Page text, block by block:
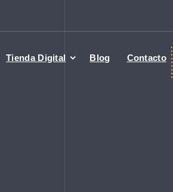
Tienda Digital Blog Contacto